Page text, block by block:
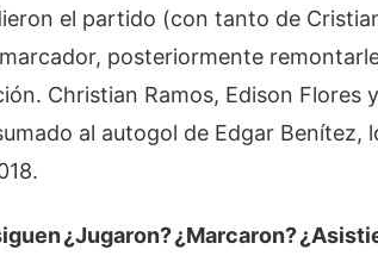
el partido (con tanto de Cristian
posteriormente
Christian Ramos, Edison Flores
al autogol de Edgar Benítez,
¿Jugaron?¿Marcaron?